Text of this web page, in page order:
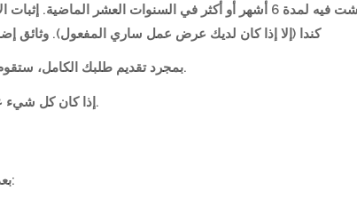
شهادات من كل بلد عشت فيه لمدة 6 أشهر أو أكثر في
كندا (إلا إذا كان لديك عرض عمل ساري المفعول). وثائق إضافية:
بمجرد تقديم طلبك الكامل، ستقوم السلطات الكندية بمراجعته. الوقت المعتاد لمعالجة طلبات الدخول السريع هو حوالي 6 أشهر.
إذا كان كل شيء على ما يرام، ستتلقى تأكيدًا على وضعك كمقيم دائم وتعليمات حول كيفية إتمام عملية الوصول.
بعد الموافقة على طلبك، ستتلقى تعليمات حول كيفية إتمام عملية الوصول إلى كندا. يشمل ذلك: